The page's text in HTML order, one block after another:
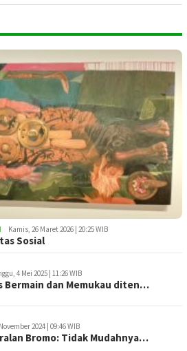
Kamis, 26 Maret 2026 | 20:25 WIB
Sosial
4 Mei 2025 | 11:26 WIB
Bermain dan Memukau diten…
2024 | 09:46 WIB
Bromo: Tidak Mudahnya…